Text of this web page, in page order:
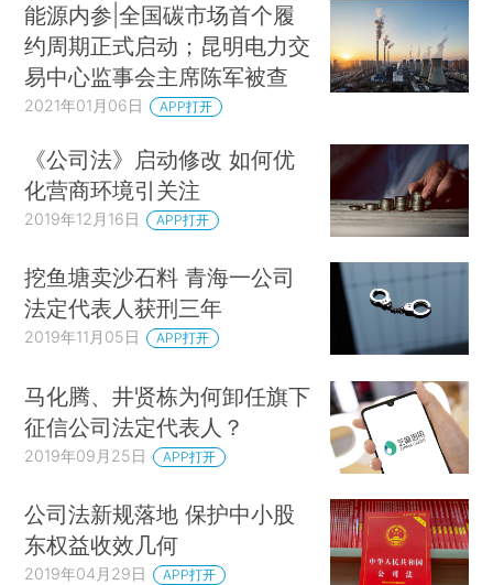
能源内参|全国碳市场首个履
约周期正式启动；昆明电力交
易中心监事会主席陈军被查
2021年01月06日 APP打开
《公司法》启动修改 如何优
化营商环境引关注
2019年12月16日 APP打开
挖鱼塘卖沙石料 青海一公司
法定代表人获刑三年
2019年11月05日 APP打开
马化腾、井贤栋为何卸任旗下
征信公司法定代表人？
2019年09月25日 APP打开
公司法新规落地 保护中小股
东权益收效几何
2019年04月29日 APP打开